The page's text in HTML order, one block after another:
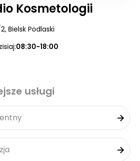
Kosmetologii
, Bielsk Podlaski
08:30-18:00
usługi